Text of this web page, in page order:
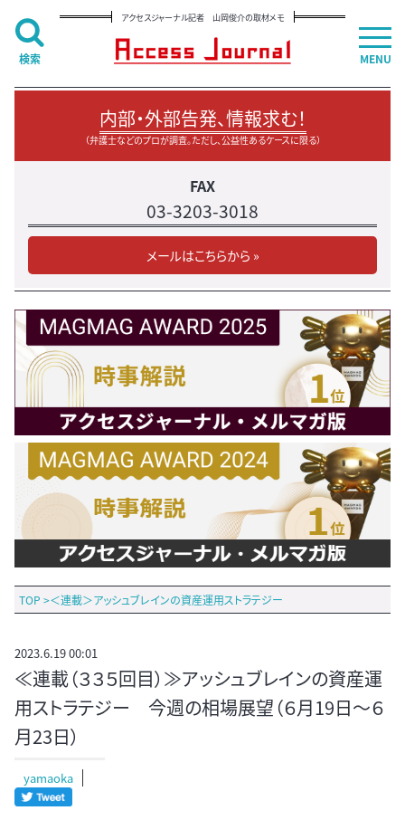
アクセスジャーナル記者 山岡俊介の取材メモ
内部・外部告発、情報求む！
（弁護士などのプロが調査。ただし、公益性あるケースに限る）
FAX
03-3203-3018
メールはこちらから »
TOP >＜連載＞アッシュブレインの資産運用ストラテジー
2023.6.19 00:01
≪連載（３３５回目）≫アッシュブレインの資産運
用ストラテジー 今週の相場展望（６月19日～６
月23日）
yamaoka
MENU
検索